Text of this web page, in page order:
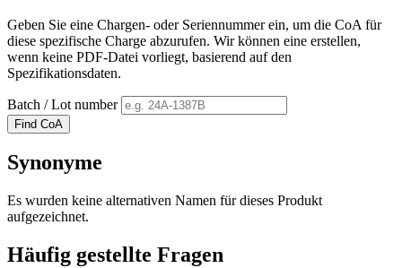
Geben Sie eine Chargen- oder Seriennummer ein, um die CoA für
diese spezifische Charge abzurufen. Wir können eine erstellen,
wenn keine PDF-Datei vorliegt, basierend auf den
Spezifikationsdaten.
Batch / Lot number
Find CoA
Synonyme
Es wurden keine alternativen Namen für dieses Produkt
aufgezeichnet.
Häufig gestellte Fragen